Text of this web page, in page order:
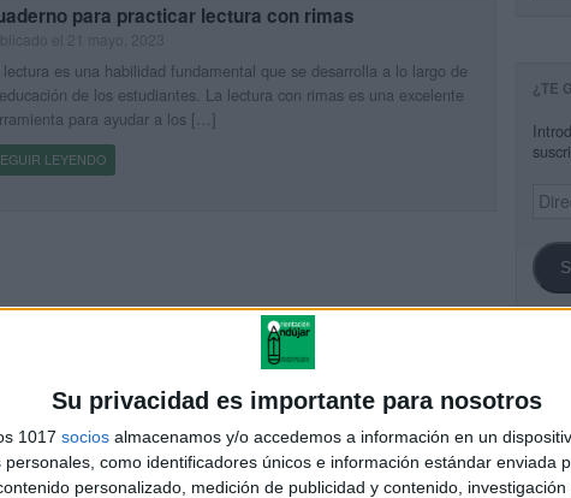
Su privacidad es importante para nosotros
1017 socios almacenamos y/o accedemos a información en un
personales, como identificadores únicos e información estándar enviada
personalizado, medición de publicidad y contenido,
para practicar lectura con rimas
lectura es una habilidad fundamental que se desarrolla a lo largo de
de los estudiantes. La lectura con rimas es una excelente
para ayudar a los […]
LEYENDO
¿TE
de